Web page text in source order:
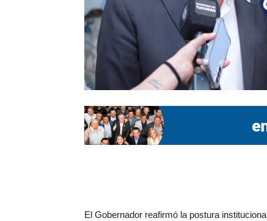
El Gobernador reafirmó la postura